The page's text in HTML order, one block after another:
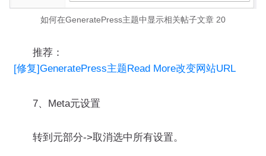
如何在GeneratePress主题中显示相关帖子文章 20
推荐：
[修复]GeneratePress主题Read More改变网站URL
7、Meta元设置
转到元部分->取消选中所有设置。